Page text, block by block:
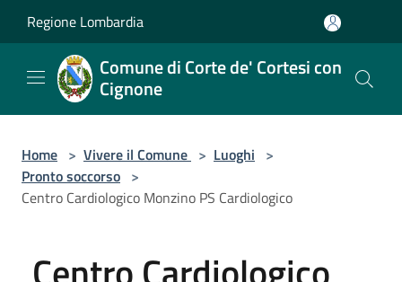
Regione Lombardia
Comune di Corte de' Cortesi con
Cignone
Home > Vivere il Comune > Luoghi >
Pronto soccorso >
Centro Cardiologico Monzino PS Cardiologico